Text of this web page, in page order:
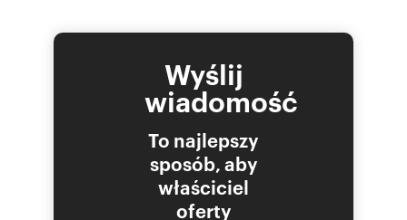
Wyślij
wiadomość
To najlepszy
sposób, aby
właściciel
oferty